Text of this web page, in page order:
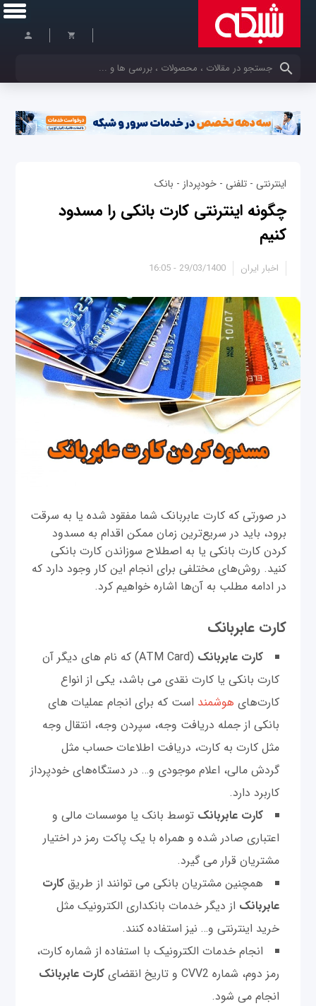
کلمات کلیدی خود را وارد کنید
اینترنتی - تلفنی - خودپرداز - بانک
چگونه اینترنتی کارت بانکی را مسدود
کنیم
29/03/1400 - 16:05 اخبار ایران
در صورتی که کارت عابربانک شما مفقود شده یا به سرقت
برود، باید در سریع‌ترین زمان ممکن اقدام به مسدود
کردن کارت بانکی یا به اصطلاح سوزاندن کارت بانکی
کنید. روش‌های مختلفی برای انجام این کار وجود دارد که
در ادامه مطلب به آن‌ها اشاره خواهیم کرد.
کارت عابر‌بانک
کارت عابربانک
(ATM Card) که نام های دیگر آن
کارت بانکی یا کارت نقدی می باشد، یکی از انواع
کارت‌های هوشمند است که برای انجام عملیات های
بانکی از جمله دریافت وجه، سپردن وجه، انتقال وجه
مثل کارت به کارت، دریافت اطلاعات حساب مثل
گردش مالی، اعلام موجودی و… در دستگاه‌های خودپرداز
کاربرد دارد.
کارت عابربانک توسط بانک یا موسسات مالی و
اعتباری صادر شده و همراه با یک پاکت رمز در اختیار
مشتریان قرار می گیرد.
همچنین مشتریان بانکی می توانند از طریق کارت
عابربانک از دیگر خدمات بانکداری الکترونیک مثل
خرید اینترنتی و… نیز استفاده کنند.
انجام خدمات الکترونیک با استفاده از شماره کارت،
رمز دوم، شماره CVV2 و تاریخ انقضای
کارت عابربانک
انجام می شود.